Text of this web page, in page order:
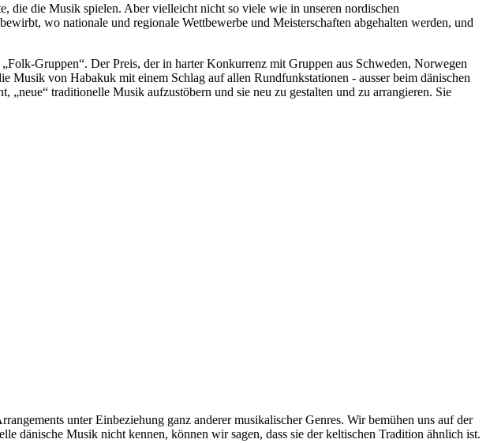
die die Musik spielen. Aber vielleicht nicht so viele wie in unseren nordischen
wo nationale und regionale Wettbewerbe und Meisterschaften abgehalten werden, und
Gruppen“. Der Preis, der in harter Konkurrenz mit Gruppen aus Schweden, Norwegen
von Habakuk mit einem Schlag auf allen Rundfunkstationen - ausser beim dänischen
traditionelle Musik aufzustöbern und sie neu zu gestalten und zu arrangieren. Sie
unter Einbeziehung ganz anderer musikalischer Genres. Wir bemühen uns auf der
dänische Musik nicht kennen, können wir sagen, dass sie der keltischen Tradition ähnlich ist.